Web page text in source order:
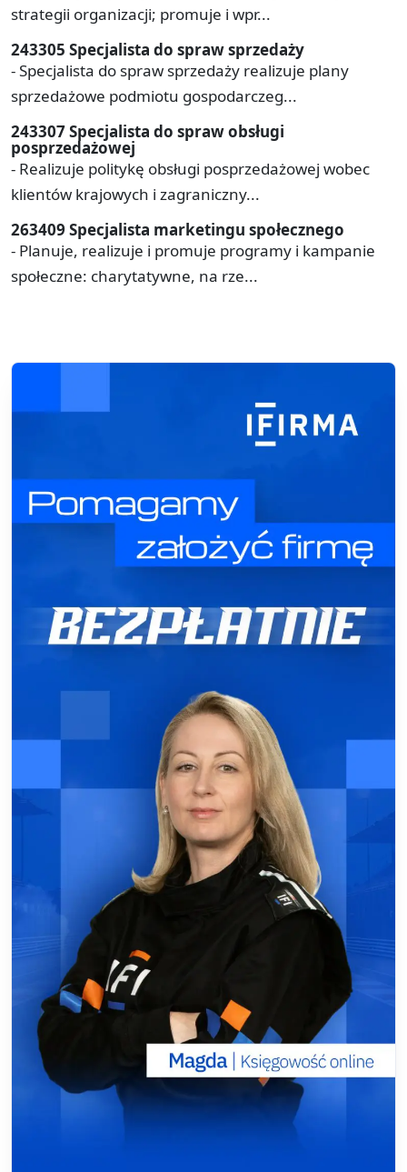
strategii organizacji; promuje i wpr...
243305 Specjalista do spraw sprzedaży
- Specjalista do spraw sprzedaży realizuje plany
sprzedażowe podmiotu gospodarczeg...
243307 Specjalista do spraw obsługi
posprzedażowej
- Realizuje politykę obsługi posprzedażowej wobec
klientów krajowych i zagraniczny...
263409 Specjalista marketingu społecznego
- Planuje, realizuje i promuje programy i kampanie
społeczne: charytatywne, na rze...